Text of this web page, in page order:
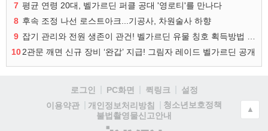
7 평균 연령 20대, 벨가르딘 퍼클 공대 '영로티'를 만나다
8 후속 조정 나선 로스트아크...기공사, 차원술사 하향
9
102관문 깨면 신규 장비 ‘완갑’ 지급! 그림자 레이드 벨가르딘 공개
로그인 PC화면 퀵링크
설정
이용약관
개인정보처리방침
청소년보호정책
불법촬영물신고안내
▲